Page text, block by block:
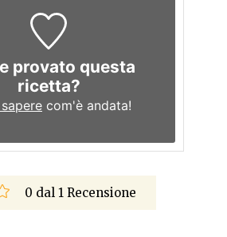
provato questa
ricetta?
com'è andata!
0 dal 1 Recensione